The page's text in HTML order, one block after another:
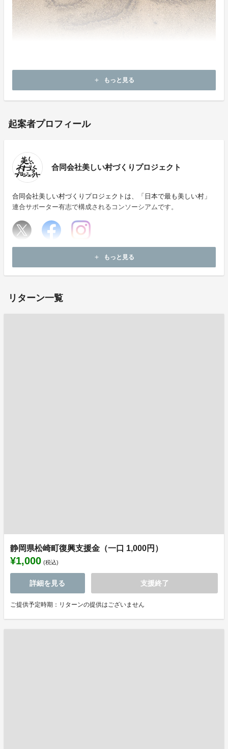
add もっと見る
起案者プロフィール
合同会社美しい村づくりプロジェクト
合同会社美しい村づくりプロジェクトは、「日本で最も美しい村」
連合サポーター有志で構成されるコンソーシアムです。
add もっと見る
リターン一覧
静岡県松崎町復興支援金（一口 1,000円）
¥1,000 (税込)
詳細を見る 支援終了
ご提供予定時期：リターンの提供はございません